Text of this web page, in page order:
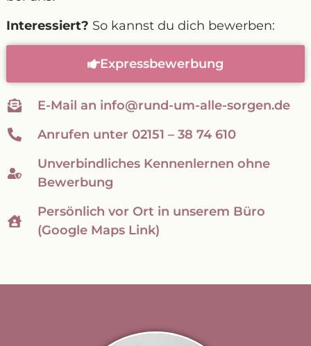
Interessiert? So kannst du dich bewerben:
Expressbewerbung
E-Mail an info@rund-um-alle-sorgen.de
Anrufen unter 02151 – 38 74 610
Unverbindliches Kennenlernen ohne
Bewerbung
Persönlich vor Ort in unserem Büro
(Google Maps Link)